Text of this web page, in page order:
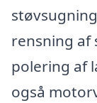
rensning
polering af
også